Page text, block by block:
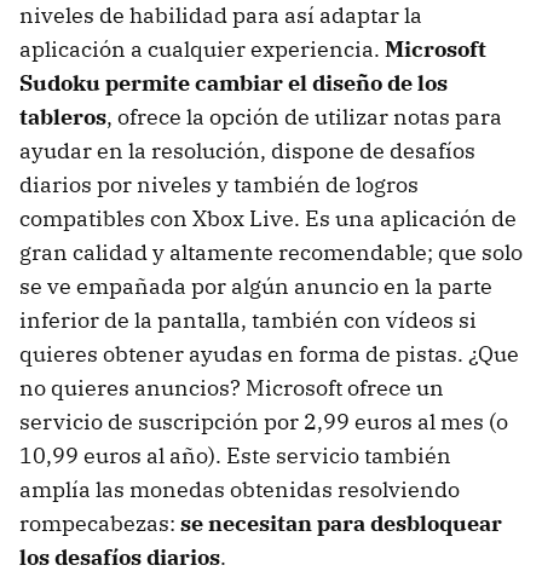
niveles de habilidad para así adaptar la
aplicación a cualquier experiencia. Microsoft
Sudoku permite cambiar el diseño de los
tableros, ofrece la opción de utilizar notas para
ayudar en la resolución, dispone de desafíos
diarios por niveles y también de logros
compatibles con Xbox Live. Es una aplicación de
gran calidad y altamente recomendable; que solo
se ve empañada por algún anuncio en la parte
inferior de la pantalla, también con vídeos si
quieres obtener ayudas en forma de pistas. ¿Que
no quieres anuncios? Microsoft ofrece un
servicio de suscripción por 2,99 euros al mes (o
10,99 euros al año). Este servicio también
amplía las monedas obtenidas resolviendo
rompecabezas: se necesitan para desbloquear
los desafíos diarios.